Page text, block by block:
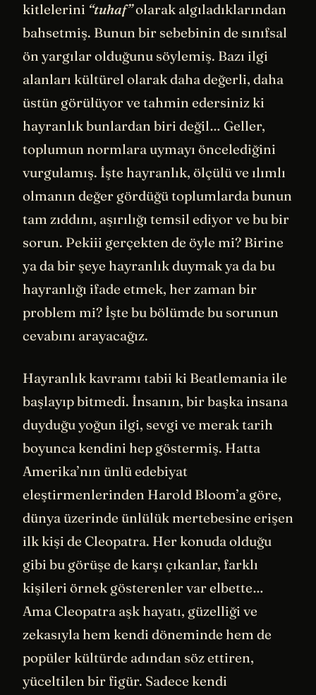
kitlelerini “tuhaf”olarak algıladıklarından
bahsetmiş. Bunun bir sebebinin de sınıfsal
ön yargılar olduğunu söylemiş. Bazı ilgi
alanları kültürel olarak daha değerli, daha
üstün görülüyor ve tahmin edersiniz ki
hayranlık bunlardan biri değil… Geller,
toplumun normlara uymayı öncelediğini
vurgulamış. İşte hayranlık, ölçülü ve ılımlı
olmanın değer gördüğü toplumlarda bunun
tam zıddını, aşırılığı temsil ediyor ve bu bir
sorun. Pekiii gerçekten de öyle mi? Birine
ya da bir şeye hayranlık duymak ya da bu
hayranlığı ifade etmek, her zaman bir
problem mi? İşte bu bölümde bu sorunun
cevabını arayacağız.
Hayranlık kavramı tabii ki Beatlemania ile
başlayıp bitmedi. İnsanın, bir başka insana
duyduğu yoğun ilgi, sevgi ve merak tarih
boyunca kendini hep göstermiş. Hatta
Amerika’nın ünlü edebiyat
eleştirmenlerinden Harold Bloom’a göre,
dünya üzerinde ünlülük mertebesine erişen
ilk kişi de Cleopatra. Her konuda olduğu
gibi bu görüşe de karşı çıkanlar, farklı
kişileri örnek gösterenler var elbette…
Ama Cleopatra aşk hayatı, güzelliği ve
zekasıyla hem kendi döneminde hem de
popüler kültürde adından söz ettiren,
yüceltilen bir figür. Sadece kendi